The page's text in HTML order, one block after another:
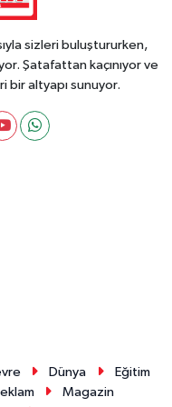
sizleri buluştururken,
Şatafattan kaçınıyor ve
bir altyapı sunuyor.
Dünya
Eğitim
Magazin